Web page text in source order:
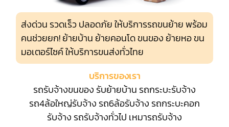
ส่งด่วน รวดเร็ว ปลอดภัย ให้บริการรถขนย้าย พร้อม
คนช่วยยก! ย้ายบ้าน ย้ายคอนโด ขนของ ย้ายหอ ขน
มอเตอร์ไซค์ ให้บริการขนส่งทั่วไทย
บริการของเรา
รถรับจ้างขนของ รับย้ายบ้าน รถกระบะรับจ้าง
รถ4ล้อใหญ่รับจ้าง รถ6ล้อรับจ้าง รถกระบะคอก
รับจ้าง รถรับจ้างทั่วไป เหมารถรับจ้าง